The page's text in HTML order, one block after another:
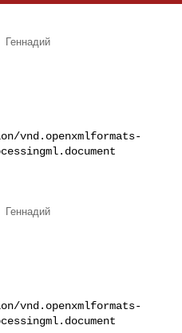
Геннадий
vnd.openxmlformats-
Геннадий
vnd.openxmlformats-